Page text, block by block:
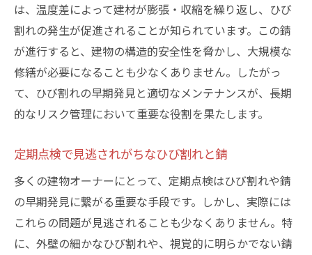
は、温度差によって建材が膨張・収縮を繰り返し、ひび
割れの発生が促進されることが知られています。この錆
が進行すると、建物の構造的安全性を脅かし、大規模な
修繕が必要になることも少なくありません。したがっ
て、ひび割れの早期発見と適切なメンテナンスが、長期
的なリスク管理において重要な役割を果たします。
定期点検で見逃されがちなひび割れと錆
多くの建物オーナーにとって、定期点検はひび割れや錆
の早期発見に繋がる重要な手段です。しかし、実際には
これらの問題が見逃されることも少なくありません。特
に、外壁の細かなひび割れや、視覚的に明らかでない錆